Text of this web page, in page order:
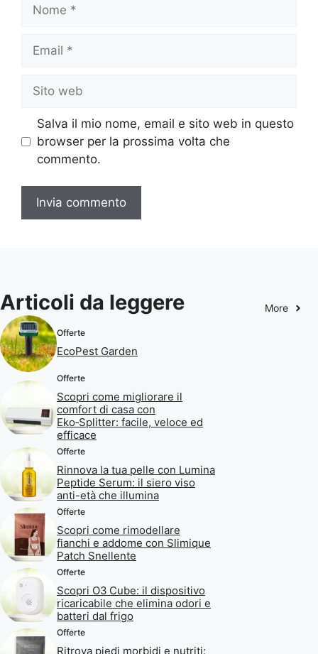
web
Salva il mio nome, email e sito web in questo
browser per la prossima volta che
commento.
Articoli da leggere More
Offerte
EcoPest Garden
Offerte
Scopri come migliorare il
comfort di casa con
Eko‑Splitter: facile, veloce ed
efficace
Offerte
Rinnova la tua pelle con Lumina
Peptide Serum: il siero viso
anti-età che illumina
Offerte
Scopri come rimodellare
fianchi e addome con Slimique
Patch Snellente
Offerte
Scopri O3 Cube: il dispositivo
ricaricabile che elimina odori e
batteri dal frigo
Offerte
Ritrova piedi morbidi e nutriti: